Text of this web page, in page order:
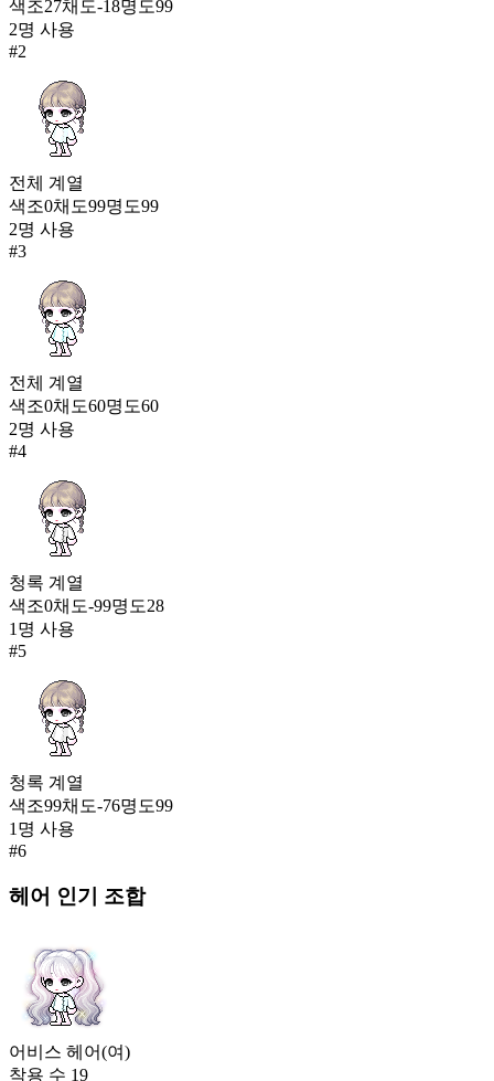
핑크 큐티 비키니(여)
464
208
모험가 캡틴 갑옷(여)
카나오의 옷
463
211
데굴데굴 오아시스 탐사대원(남)
색조27채도-18명도99
2명 사용
#2
전체 계열
색조0채도99명도99
2명 사용
#3
전체 계열
색조0채도60명도60
2명 사용
#4
청록 계열
색조0채도-99명도28
1 명 사용
#5
청록 계열
색조99채도-76명도99
1 명 사용
#6
헤어 인기 조합
어비스 헤어(여)
착용 수 19